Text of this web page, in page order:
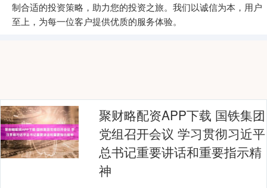
制合适的投资策略，助力您的投资之旅。我们以诚信为本，用户
至上，为每一位客户提供优质的服务体验。
聚财略配资APP下载 国铁集团
党组召开会议 学习贯彻习近平
总书记重要讲话和重要指示精
神